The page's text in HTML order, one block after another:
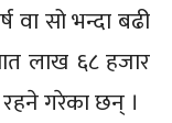
वा सो भन्दा बढी
लाख ६८ हजार
गरेका छन् ।